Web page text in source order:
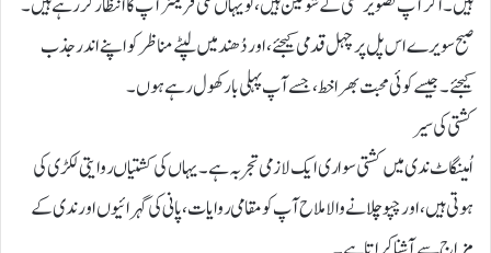
صبح سویرے اس پل پر چہل قدمی کیجئے، اور دُھند میں لپٹے مناظر کو اپنے اندر جذب
کیجئے۔ جیسے کوئی محبت بھرا خط، جسے آپ پہلی بار کھول رہے ہوں۔
کشتی کی سیر
اُمینگاٹ ندی میں کشتی سواری ایک لازمی تجربہ ہے۔ یہاں کی کشتیاں روایتی لکڑی کی
ہوتی ہیں، اور چپو چلانے والا ملاح آپ کو مقامی روایات، پانی کی گہرائیوں اور ندی کے